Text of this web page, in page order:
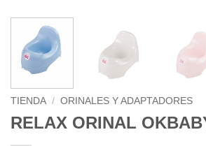
TIENDA / ORINALES Y ADAPTADORES
RELAX ORINAL